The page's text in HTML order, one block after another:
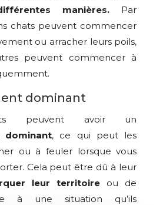
manières. Par
chats peuvent commencer
ou arracher leurs poils,
peuvent commencer à
dominant
peuvent avoir un
dominant, ce qui peut les
ou à feuler lorsque vous
Cela peut être dû à leur
leur territoire ou de
à une situation qu’ils